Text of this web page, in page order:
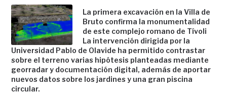
La primera excavación en la Villa de
Bruto confirma la monumentalidad
de este complejo romano de Tívoli
La intervención dirigida por la
Universidad Pablo de Olavide ha permitido contrastar
sobre el terreno varias hipótesis planteadas mediante
georradar y documentación digital, además de aportar
nuevos datos sobre los jardines y una gran piscina
circular.